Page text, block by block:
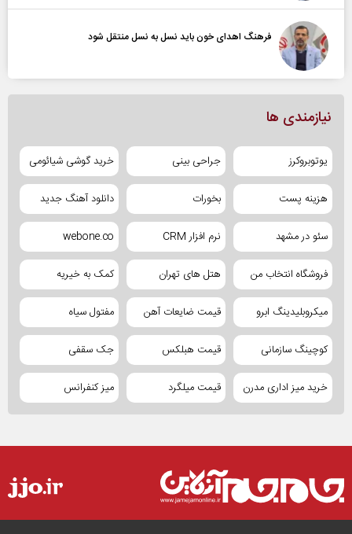
فرهنگ اهدای خون باید نسل به نسل منتقل شود
نیازمندی ها
یوتوبروکرز جراحی بینی خرید گوشی شیائومی
هزینه پست بخورات دانلود آهنگ جدید
سئو در مشهد نرم افزار CRM webone.co
فروشگاه انتخاب من هتل های تهران کمک به خیریه
میکروبلیدینگ ابرو قیمت ضایعات آهن مفتول سیاه
کوچینگ سازمانی قیمت هبلکس جک سقفی
خرید میز اداری مدرن قیمت میلگرد میز کنفرانس